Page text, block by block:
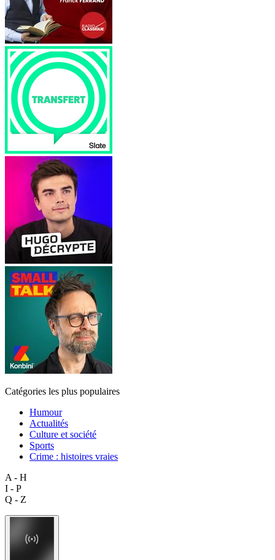
Catégories les plus populaires
Humour
Actualités
Culture et société
Sports
Crime : histoires vraies
A - H
I - P
Q - Z